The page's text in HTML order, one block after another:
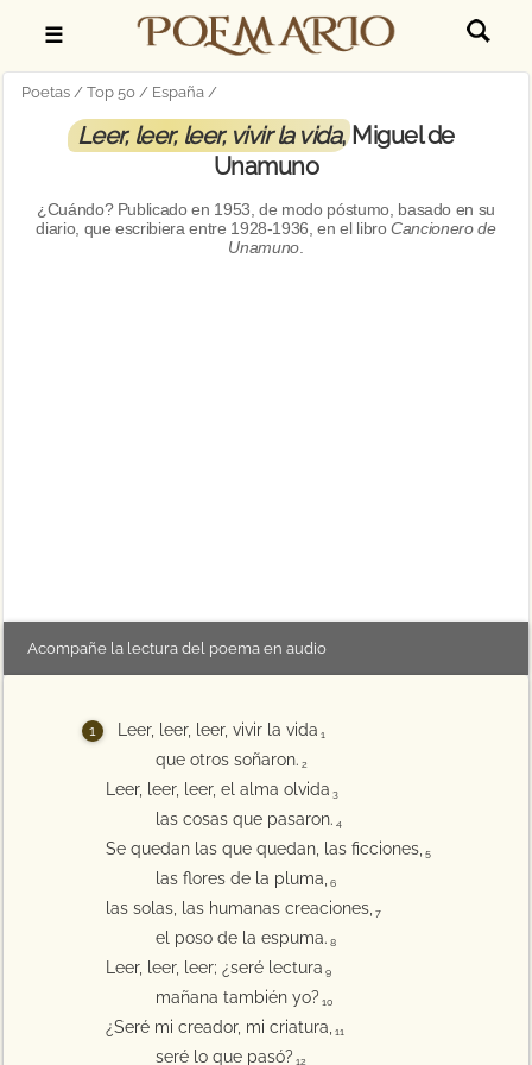
☰
Poetas Top 50 España
Leer, leer, leer, vivir la vida, Miguel de
Unamuno
¿Cuándo? Publicado en 1953, de modo póstumo, basado en su
diario, que escribiera entre 1928-1936 , en el libroCancionero de
Unamuno.
Acompañe la lectura del poema en audio
Leer, leer, leer, vivir la vida 1
que otros soñaron. 2
Leer, leer, leer, el alma olvida 3
las cosas que pasaron. 4
Se quedan las que quedan, las ficciones, 5
las flores de la pluma, 6
las solas, las humanas creaciones, 7
el poso de la espuma. 8
Leer, leer, leer; ¿seré lectura 9
mañana también yo? 10
¿Seré mi creador, mi criatura, 11
seré lo que pasó? 12